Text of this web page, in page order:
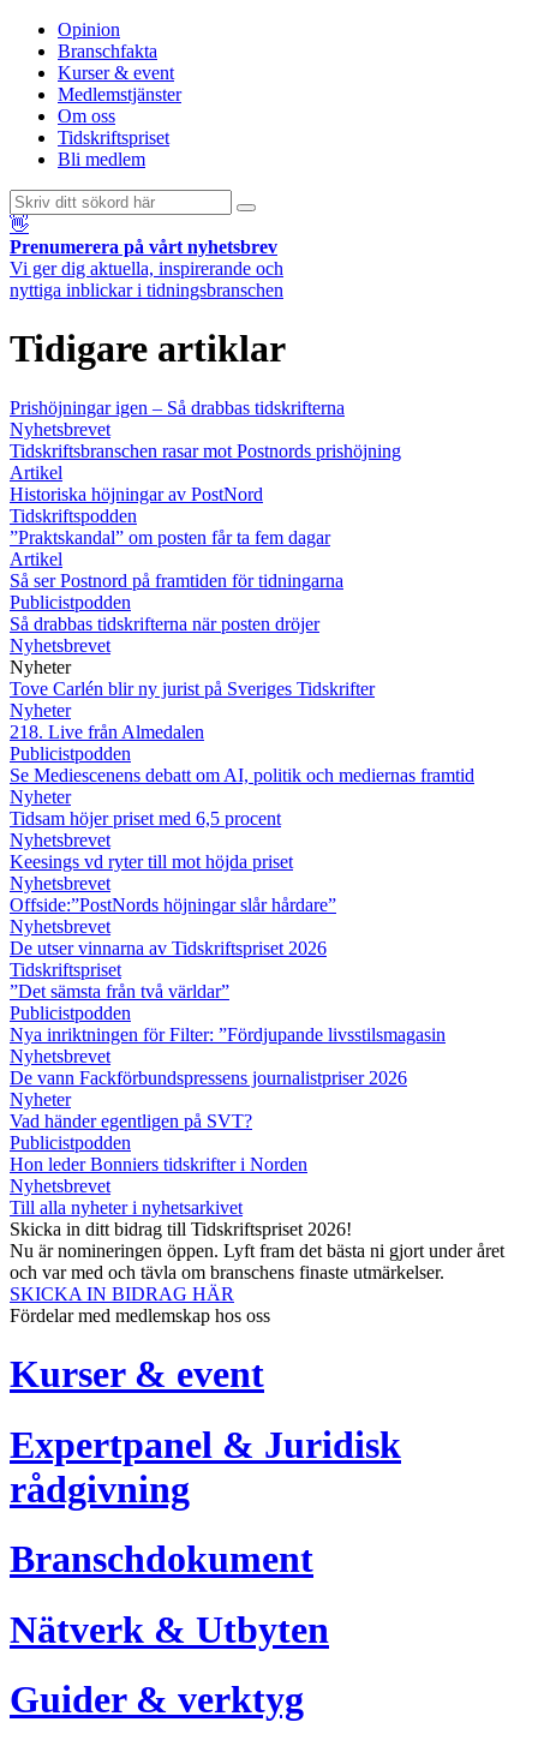
Opinion
Branschfakta
Kurser & event
Medlemstjänster
Om oss
Tidskriftspriset
Bli medlem
👋
Prenumerera på vårt nyhetsbrev
Vi ger dig aktuella, inspirerande och
nyttiga inblickar i tidningsbranschen
Tidigare artiklar
Prishöjningar igen – Så drabbas tidskrifterna
Nyhetsbrevet
Tidskriftsbranschen rasar mot Postnords prishöjning
Artikel
Historiska höjningar av PostNord
Tidskriftspodden
”Praktskandal” om posten får ta fem dagar
Artikel
Så ser Postnord på framtiden för tidningarna
Publicistpodden
Så drabbas tidskrifterna när posten dröjer
Nyhetsbrevet
Nyheter
Tove Carlén blir ny jurist på Sveriges Tidskrifter
Nyheter
218. Live från Almedalen
Publicistpodden
Se Mediescenens debatt om AI, politik och mediernas framtid
Nyheter
Tidsam höjer priset med 6,5 procent
Nyhetsbrevet
Keesings vd ryter till mot höjda priset
Nyhetsbrevet
Offside:”PostNords höjningar slår hårdare”
Nyhetsbrevet
De utser vinnarna av Tidskriftspriset 2026
Tidskriftspriset
”Det sämsta från två världar”
Publicistpodden
Nya inriktningen för Filter: ”Fördjupande livsstilsmagasin
Nyhetsbrevet
De vann Fackförbundspressens journalistpriser 2026
Nyheter
Vad händer egentligen på SVT?
Publicistpodden
Hon leder Bonniers tidskrifter i Norden
Nyhetsbrevet
Till alla nyheter i nyhetsarkivet
Skicka in ditt bidrag till Tidskriftspriset 2026!
Nu är nomineringen öppen. Lyft fram det bästa ni gjort under året
och var med och tävla om branschens finaste utmärkelser.
SKICKA IN BIDRAG HÄR
Fördelar med medlemskap hos oss
Kurser & event
Expertpanel & Juridisk
rådgivning
Branschdokument
Nätverk & Utbyten
Guider & verktyg